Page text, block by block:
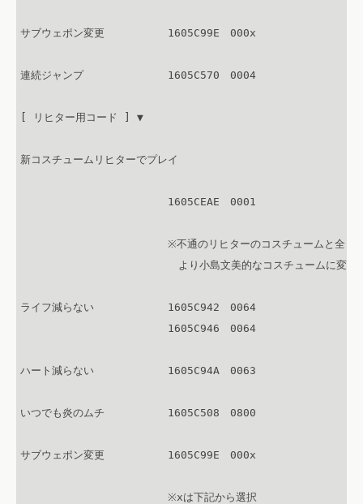
サブウェポン変更　　　　　　1605C99E　000x
連続ジャンプ　　　　　　　　1605C570　0004
[ リヒター用コード ] ▼
新コスチュームリヒターでプレイ
1605CEAE　0001
※不通のリヒターのコスチュームと全く違
より小島文美的なコスチュームに変更す
ライフ減らない　　　　　　　1605C942　0064
1605C946　0064
ハート減らない　　　　　　　1605C94A　0063
いつでも炎のムチ　　　　　　1605C508　0800
サブウェポン変更　　　　　　1605C99E　000x
※xは下記から選択